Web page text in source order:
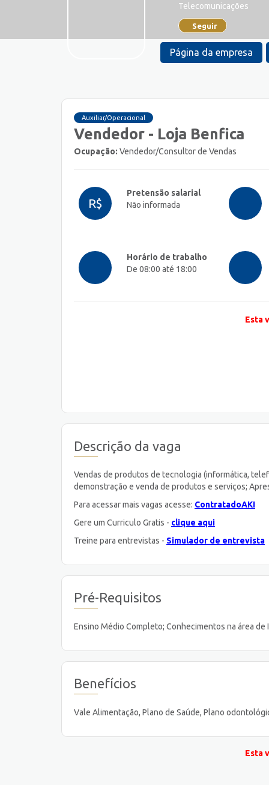
Telecomunicações
Seguir
Página da empresa
Auxiliar/Operacional
Vendedor - Loja Benfica
Ocupação: Vendedor/Consultor de Vendas
R$
Pretensão salarial
Não informada
Horário de trabalho
De 08:00 até 18:00
Esta
Descrição da vaga
Vendas de produtos de tecnologia (informática,
demonstração e venda de produtos e serviços;
Para acessar mais vagas acesse: ContratadoAKI
Gere um Curriculo Gratis - clique aqui
Treine para entrevistas - Simulador de entrevista
Pré-Requisitos
Ensino Médio Completo; Conhecimentos na área de
Benefícios
Vale Alimentação, Plano de Saúde, Plano
Esta